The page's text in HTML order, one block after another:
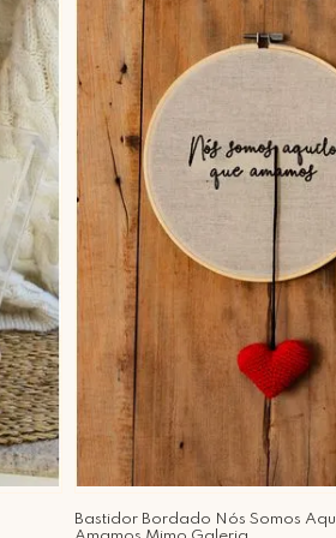
Bastidor Bordado Nós Somos